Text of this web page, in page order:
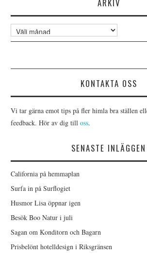
ARKIV
Arkiv
KONTAKTA OSS
Vi tar gärna emot tips på fler himla bra ställen
feedback. Hör av dig tilloss.
SENASTE INLÄGGEN
California på hemmaplan
Surfa in på Surflogiet
Husmor Lisa öppnar igen
Besök Boo Natur i juli
Sagan om Konditorn och Bagarn
Prisbelönt hotelldesign i Riksgränsen